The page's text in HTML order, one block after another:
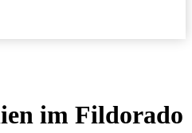
im Fildorado